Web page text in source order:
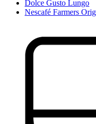
Dolce Gusto Lungo
Nescafé Farmers